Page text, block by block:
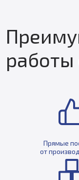
работы
Прямые
от